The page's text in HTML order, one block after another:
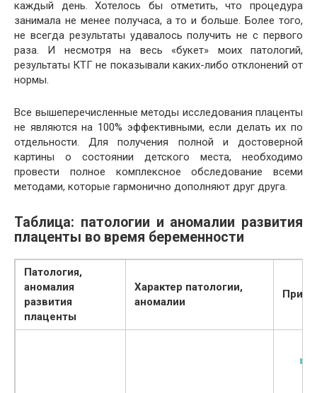
каждый день. Хотелось бы отметить, что процедура
занимала не менее получаса, а то и больше. Более того,
не всегда результаты удавалось получить не с первого
раза. И несмотря на весь «букет» моих патологий,
результаты КТГ не показывали каких-либо отклонений от
нормы.
Все вышеперечисленные методы исследования плаценты
не являются на 100% эффективными, если делать их по
отдельности. Для получения полной и достоверной
картины о состоянии детского места, необходимо
провести полное комплексное обследование всеми
методами, которые гармонично дополняют друг друга.
Таблица: патологии и аномалии развития
плаценты во время беременности
Патология,
аномалия
развития
плаценты
Характер патологии,
аномалии